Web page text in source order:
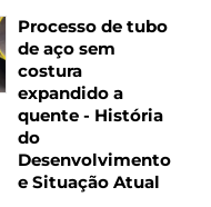
Processo de tubo
de aço sem
costura
expandido a
quente - História
do
Desenvolvimento
e Situação Atual